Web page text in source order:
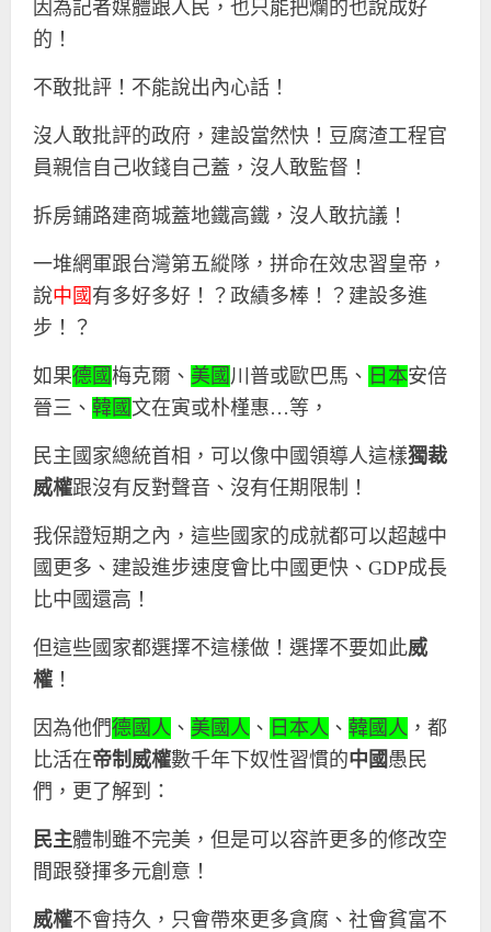
因為記者媒體跟人民，也只能把爛的也說成好
的！
不敢批評！不能說出內心話！
沒人敢批評的政府，建設當然快！豆腐渣工程官
員親信自己收錢自己蓋，沒人敢監督！
拆房鋪路建商城蓋地鐵高鐵，沒人敢抗議！
一堆網軍跟台灣第五縱隊，拼命在效忠習皇帝，
說中國 有多好多好！？政績多棒！？建設多進
步！？
如果德國梅克爾、 美國 川普或歐巴馬、 日本安倍
晉三、 韓國 文在寅或朴槿惠…等，
民主國家總統首相，可以像中國領導人這樣獨裁
威權跟沒有反對聲音、沒有任期限制！
我保證短期之內，這些國家的成就都可以超越中
國更多、建設進步速度會比中國更快、 GDP成長
比中國還高！
但這些國家都選擇不這樣做！選擇不要如此威
權 ！
因為他們德國人 、 美國人 、 日本人 、 韓國人 ，都
比活在帝制威權數千年下奴性習慣的中國愚民
們，更了解到：
民主體制雖不完美，但是可以容許更多的修改空
間跟發揮多元創意！
威權不會持久，只會帶來更多貪腐、社會貧富不